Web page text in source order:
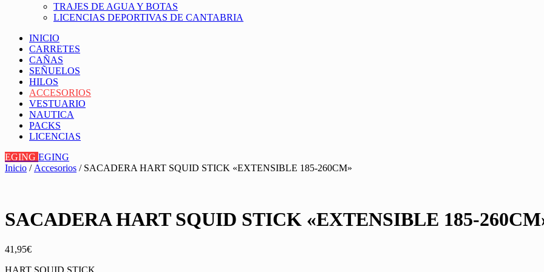
TRAJES DE AGUA Y BOTAS
LICENCIAS DEPORTIVAS DE CANTABRIA
INICIO
CARRETES
CAÑAS
SEÑUELOS
HILOS
ACCESORIOS
VESTUARIO
NAUTICA
PACKS
LICENCIAS
EGING EGING
Inicio / Accesorios / SACADERA HART SQUID STICK «EXTENSIBLE 185-260CM»
SACADERA HART SQUID STICK «EXTENSIBLE 185-
41,95€
HART SQUID STICK